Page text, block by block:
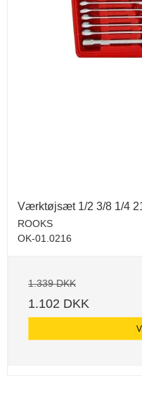
Værktøjsæt 1/2 3/8 1/4
ROOKS
OK-01.0216
1.339 DKK
1.102 DKK